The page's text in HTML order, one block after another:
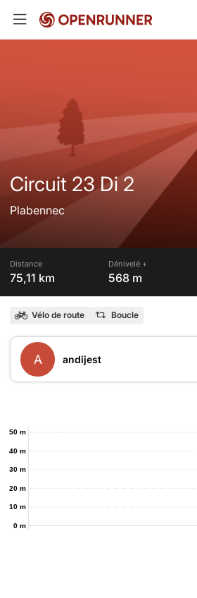
Circuit 23 Di 2
Plabennec
Distance
75,11 km
Dénivelé +
568 m
Vélo de route Boucle
A andijest
0 m
10 m
20 m
30 m
40 m
50 m